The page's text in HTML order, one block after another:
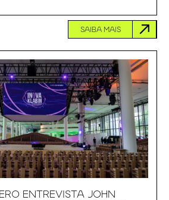
SAIBA MAIS
ENTREVISTA JOHN